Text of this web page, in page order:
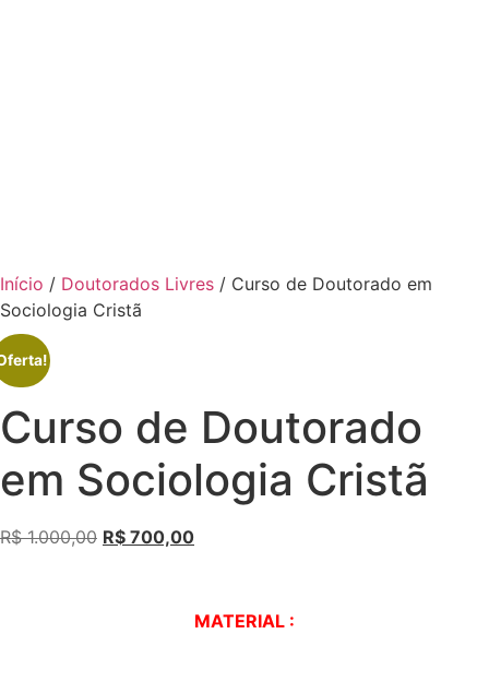
Início / Doutorados Livres / Curso de Doutorado em
Sociologia Cristã
Curso de Doutorado
em Sociologia Cristã
R$1.000,00 R$ 700,00
MATERIAL :